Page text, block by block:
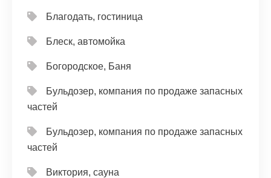
Благодать, гостиница
Блеск, автомойка
Богородское, Баня
Бульдозер, компания по продаже запасных
частей
Бульдозер, компания по продаже запасных
частей
Виктория, сауна